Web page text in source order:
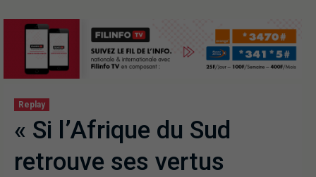
Replay
« Si l’Afrique du Sud
retrouve ses vertus